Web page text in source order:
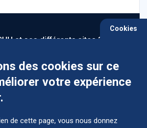
et ses différents sites ?
mon hospitalisation ?
Cookies
des cookies sur ce
votre expérience
de cette page, vous nous donnez